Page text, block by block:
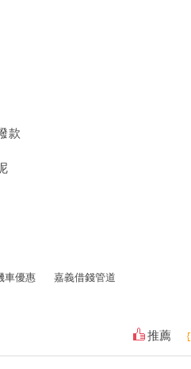
款
車優惠 嘉義借錢管道
推薦